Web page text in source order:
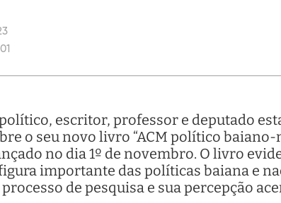
escritor, professor e deputado
o seu novo livro “ACM político
no dia 1º de novembro. O livro
importante das políticas baiana e
de pesquisa e sua percepção